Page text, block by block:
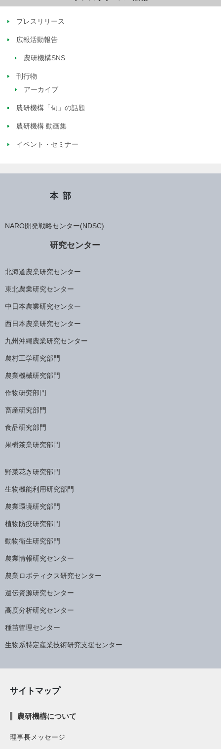
プレスリリース
広報活動報告
農研機構SNS
刊行物
アーカイブ
農研機構「旬」の話題
農研機構 動画集
イベント・セミナー
本部
NARO開発戦略センター(NDSC)
研究センター
北海道農業研究センター
東北農業研究センター
中日本農業研究センター
西日本農業研究センター
九州沖縄農業研究センター
農村工学研究部門
農業機械研究部門
作物研究部門
畜産研究部門
食品研究部門
果樹茶業研究部門
野菜花き研究部門
生物機能利用研究部門
農業環境研究部門
植物防疫研究部門
動物衛生研究部門
農業情報研究センター
農業ロボティクス研究センター
遺伝資源研究センター
高度分析研究センター
種苗管理センター
生物系特定産業技術研究支援センター
サイトマップ
農研機構について
理事長メッセージ